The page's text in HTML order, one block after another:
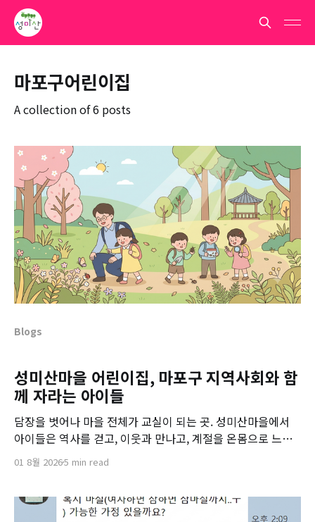
마포구어린이집
A collection of 6 posts
Blogs
성미산마을 어린이집, 마포구 지역사회와 함
께 자라는 아이들
담장을 벗어나 마을 전체가 교실이 되는 곳. 성미산마을에서
아이들은 역사를 걷고, 이웃과 만나고, 계절을 온몸으로 느끼
며 자랍니다. 어른들의 삶을 곁에서 보며 자라는 아이들, 그들
의 성장 무대는 지역사회 전체입니다.
01 8월 20265 min read